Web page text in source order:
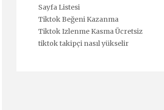
Sayfa Listesi
Tiktok Beğeni Kazanma
Tiktok Izlenme Kasma Ücretsiz
tiktok takipçi nasıl yükselir